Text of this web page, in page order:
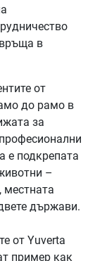
в
от
до рамо в
за
е подкрепата
–
местната
държави.
от Yuverta
пример как